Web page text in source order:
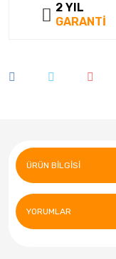
2 YIL
GARANTİ
ÜRÜN BILGISI
YORUMLAR